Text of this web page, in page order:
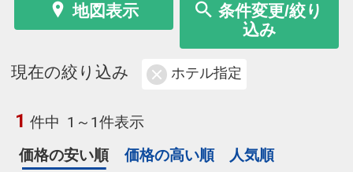
地図表示
条件変更/絞り
込み
現在の絞り込み ホテル指定
1 件中 1～1件表示
価格の安い順
価格の高い順 人気順